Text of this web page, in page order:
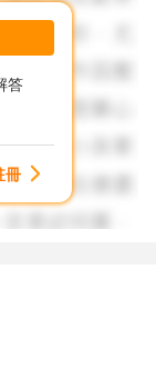
述自己在經營平
是日後學習專業
至是計畫。
對眼前的面試認
答
冊